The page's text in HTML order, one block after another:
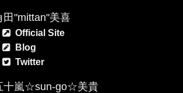
田"mittan"美喜
Official Site
Blog
Twitter
十嵐☆sun-go☆美貴